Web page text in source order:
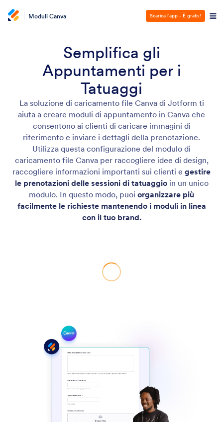
Moduli Canva Scarica l'app - È gratis!
Semplifica gli
Appuntamenti per i
Tatuaggi
La soluzione di caricamento file Canva di Jotform ti
aiuta a creare moduli di appuntamento in Canva che
consentono ai clienti di caricare immagini di
riferimento e inviare i dettagli della prenotazione.
Utilizza questa configurazione del modulo di
caricamento file Canva per raccogliere idee di design,
raccogliere informazioni importanti sui clienti e gestire
le prenotazioni delle sessioni di tatuaggioin un unico
modulo. In questo modo, puoi organizzare più
facilmente le richieste mantenendo i moduli in linea
con il tuo brand.